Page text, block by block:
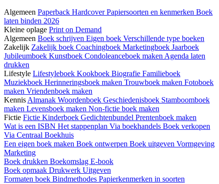
Algemeen Paperback HardcoverPapiersoorten en kenmerken Boek
laten binden 2026
Kleine oplage Print on Demand
Algemeen Boek schrijven Eigen boek Verschillende type boeken
Zakelijk Zakelijk boek Coachingboek Marketingboek Jaarboek
Jubileumboek Kunstboek Condoleanceboek maken Agenda laten
drukken
Lifestyle Lifestyleboek Kookboek Biografie Familieboek
Muziekboek Herinneringsboek maken Trouwboek maken Fotoboek
maken Vriendenboek maken
Kennis Almanak Woordenboek Geschiedenisboek Stamboomboek
maken Levensboek maken Non-fictie boek maken
Fictie Fictie Kinderboek Gedichtenbundel Prentenboek maken
Wat is een ISBN Het stappenplan Via boekhandels Boek verkopen
Via Centraal Boekhuis
Een eigen boek maken Boek ontwerpen Boek uitgeven Vormgeving
Marketing
Boek drukken Boekomslag E-book
Boek opmaak Drukwerk Uitgeven
Formaten boek Bindmethodes Papierkenmerken in soorten